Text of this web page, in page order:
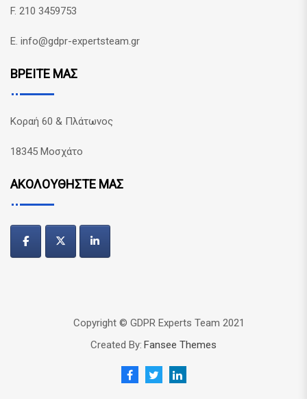
F. 210 3459753
E. info@gdpr-expertsteam.gr
ΒΡΕΙΤΕ ΜΑΣ
Κοραή 60 & Πλάτωνος
18345 Μοσχάτο
ΑΚΟΛΟΥΘΗΣΤΕ ΜΑΣ
Copyright © GDPR Experts Team 2021
Created By: Fansee Themes